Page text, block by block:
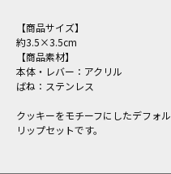
【商品サイズ】
約3.5×3.5cm
【商品素材】
本体・レバー：アクリル
ばね：ステンレス
クッキーをモチーフにしたデフォ
リップセットです。